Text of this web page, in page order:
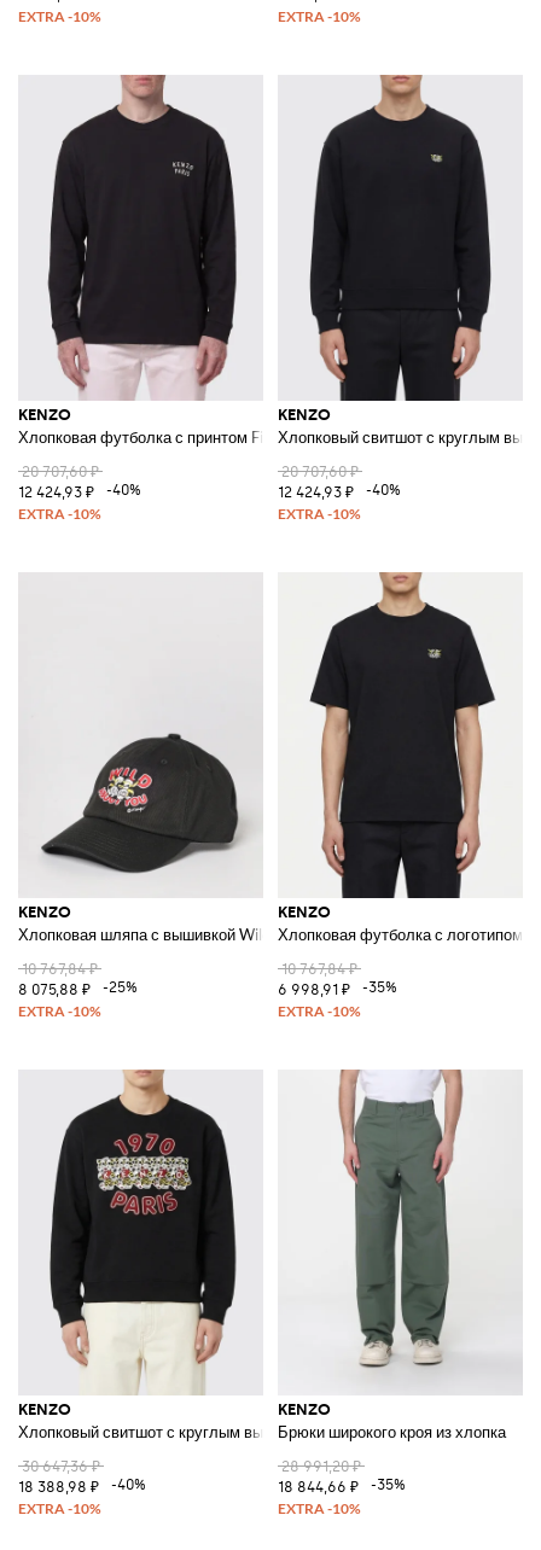
KENZO
Хлопковая футболка с принтом Fiore
20 707,60 ₽
12 424,93 ₽
-40%
KENZO
Хлопковый свитшот с круглым
20 707,60 ₽
12 424,93 ₽
-40%
KENZO
Хлопковая шляпа с вышивкой Wild Tiger
10 767,84 ₽
8 075,88 ₽
-25%
KENZO
Хлопковая футболка с логотипом
10 767,84 ₽
6 998,91 ₽
-35%
KENZO
Хлопковый свитшот с круглым вырезом и принтом
30 647,36 ₽
18 388,98 ₽
-40%
KENZO
Брюки широкого кроя из хлопка
28 991,20 ₽
18 844,66 ₽
-35%